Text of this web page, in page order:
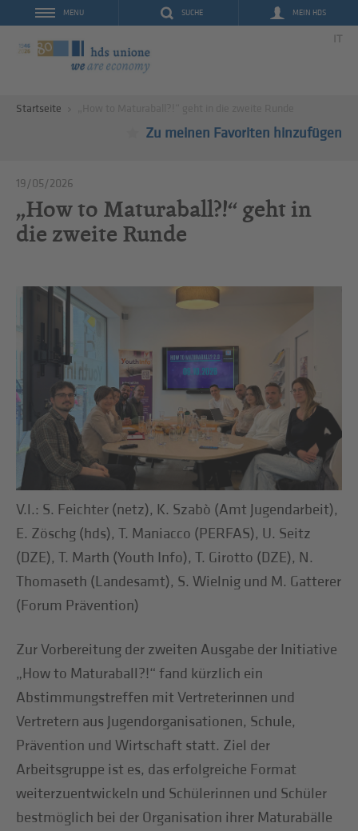
SUCHE MEIN HDS
MENU
IT
Startseite
Zu meinen Favoriten hinzufügen
19/05/2026
„How to Maturaball?!“ geht in
die zweite Runde
V.l.: S. Feichter (netz), K. Szabò (Amt Jugendarbeit),
E. Zöschg (hds), T. Maniacco (PERFAS), U. Seitz
(DZE), T. Marth (Youth Info), T. Girotto (DZE), N.
Thomaseth (Landesamt), S. Wielnig und M. Gatterer
(Forum Prävention)
Zur Vorbereitung der zweiten Ausgabe der Initiative
„How to Maturaball?!“ fand kürzlich ein
Abstimmungstreffen mit Vertreterinnen und
Vertretern aus Jugendorganisationen, Schule,
Prävention und Wirtschaft statt. Ziel der
Arbeitsgruppe ist es, das erfolgreiche Format
weiterzuentwickeln und Schülerinnen und Schüler
bestmöglich bei der Organisation ihrer Maturabälle